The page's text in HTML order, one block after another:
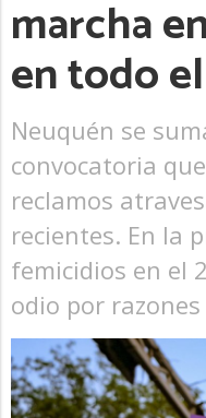
marcha
en todo
Neuquén se
convocatoria
reclamos
recientes. En la
femicidios en el
odio por